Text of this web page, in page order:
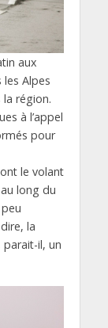
aux
Alpes
région.
à l’appel
pour
le volant
long du
la
il, un